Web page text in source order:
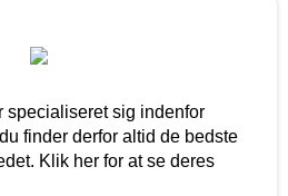
specialiseret sig indenfor
finder derfor altid de bedste
Klik her for at se deres